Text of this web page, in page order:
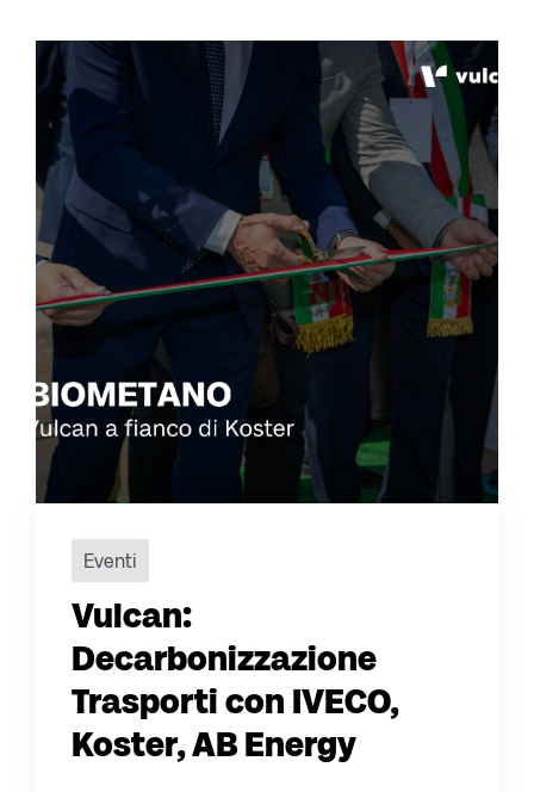
Eventi
Vulcan:
Decarbonizzazione
Trasporti con IVECO,
Koster, AB Energy